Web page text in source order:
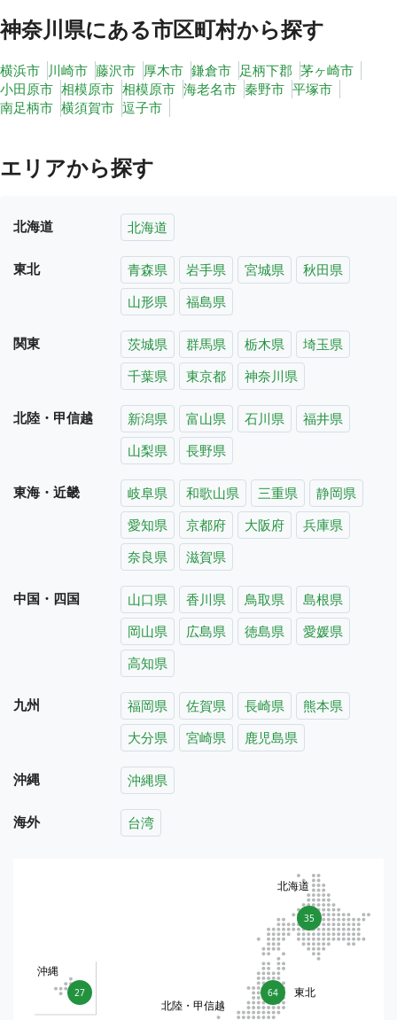
神奈川県にある市区町村から探す
横浜市 川崎市 藤沢市 厚木市 鎌倉市 足柄下郡 茅ヶ崎市
小田原市 相模原市 相模原市 海老名市 秦野市 平塚市
南足柄市 横須賀市 逗子市
エリアから探す
北海道 北海道
東北 青森県 岩手県 宮城県
秋田県
山形県
福島県
関東 茨城県 群馬県 栃木県
埼玉県
千葉県
東京都 神奈川県
北陸・甲信越 新潟県 富山県 石川県
福井県
山梨県
長野県
東海・近畿 岐阜県 和歌山県 三重県
静岡県
愛知県
京都府 大阪府
兵庫県
奈良県
滋賀県
中国・四国 山口県 香川県 鳥取県
島根県
岡山県
広島県 徳島県
愛媛県
高知県
九州 福岡県 佐賀県 長崎県
熊本県
大分県
宮崎県 鹿児島県
沖縄 沖縄県
海外 台湾
35
北海道
64 東北
北陸・甲信越
27
沖縄